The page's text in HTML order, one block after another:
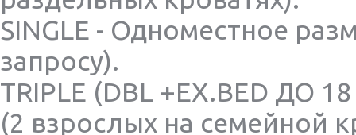
Аргентина. Бразилия.Мексика. Куба. Панама
Армения. Азербайджан. От одного туриста
Греция, от одного туриста
Кипр. Экскурсионные туры, от одного туриста
Киргизия. Казахстан. Узбекистан
ОАЭ. Катар. Бахрейн. От одного туриста
Португалия, о. Мадейра, от одного туриста
SINGLE - Одноместное
запросу).
TRIPLE (DBL +EX.BED ДО
(2 взрослых на семейной